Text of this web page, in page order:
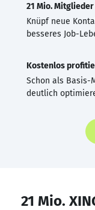
21 Mio. Mitglieder
Knüpf neue
besseres Job-
Kostenlos
Schon als Basis-
deutlich
21 Mio.